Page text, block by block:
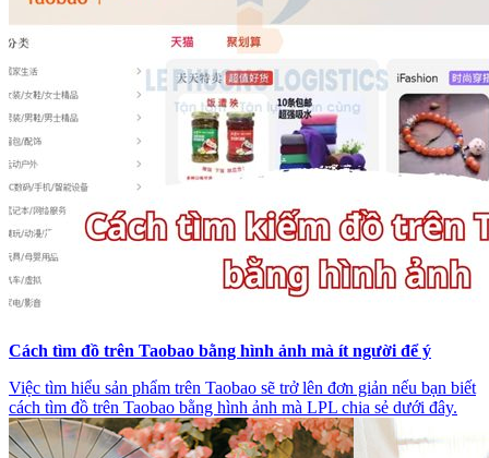
Cách tìm đồ trên Taobao bằng hình ảnh mà ít người để ý
Việc tìm hiểu sản phẩm trên Taobao sẽ trở lên đơn giản nếu bạn biết
cách tìm đồ trên Taobao bằng hình ảnh mà LPL chia sẻ dưới đây.